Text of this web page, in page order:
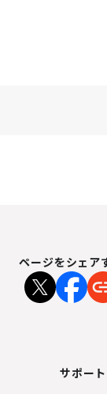
ページをシェア
サポート